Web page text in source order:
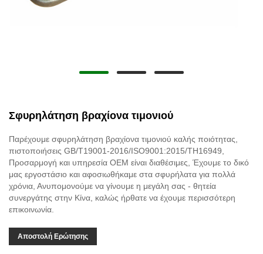
Σφυρηλάτηση βραχίονα τιμονιού
Παρέχουμε σφυρηλάτηση βραχίονα τιμονιού καλής ποιότητας,
πιστοποιήσεις GB/T19001-2016/ISO9001:2015/TH16949,
Προσαρμογή και υπηρεσία OEM είναι διαθέσιμες, Έχουμε το δικό
μας εργοστάσιο και αφοσιωθήκαμε στα σφυρήλατα για πολλά
χρόνια, Ανυπομονούμε να γίνουμε η μεγάλη σας - θητεία
συνεργάτης στην Κίνα, καλώς ήρθατε να έχουμε περισσότερη
επικοινωνία.
Αποστολή Ερώτησης